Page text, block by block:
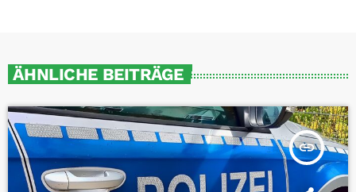
ÄHNLICHE BEITRÄGE
insert_link